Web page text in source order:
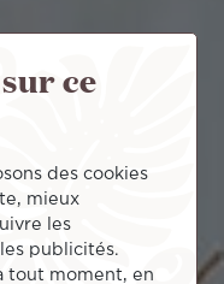
ce
des cookies
mieux
les
publicités.
tout moment, en